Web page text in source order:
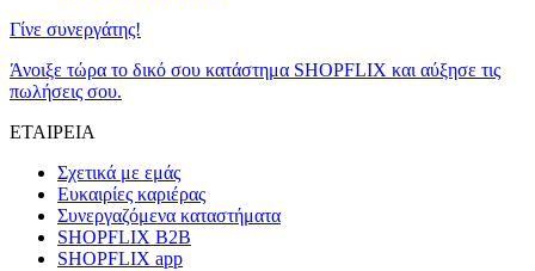
Γίνε συνεργάτης!
Άνοιξε τώρα το δικό σου κατάστημα SHOPFLIX και αύξησε τις
πωλήσεις σου.
ΕΤΑΙΡΕΙΑ
Σχετικά με εμάς
Ευκαιρίες καριέρας
Συνεργαζόμενα καταστήματα
SHOPFLIX B2B
SHOPFLIX app